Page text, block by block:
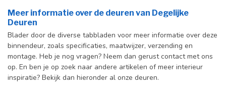
Meer informatie over de deuren van Degelijke
Deuren
Blader door de diverse tabbladen voor meer informatie over deze
binnendeur, zoals specificaties, maatwijzer, verzending en
montage. Heb je nog vragen? Neem dan gerust contact met ons
op. En ben je op zoek naar andere artikelen of meer interieur
inspiratie? Bekijk dan hieronder al onze deuren.